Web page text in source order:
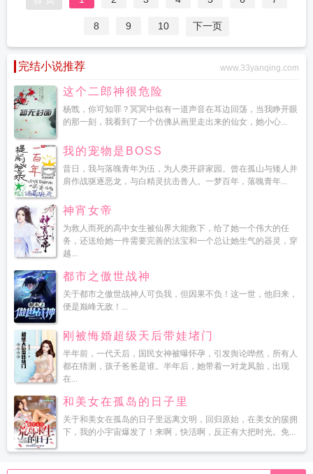
8 9 10 下一页
完结小说推荐 www.33yanqing.com
这个二郎神很危险
杨戬，你可知罪？冥冥中似有一道声音在耳边回荡，当我睁开眼
的那一刻，我看到了一个仿佛从画里走出来的仙女，她小心...
我的宠物是BOSS
昔日，我与落魄青年为伍，为人类开辟家园。曾在孤山与矮人并
肩作战驱逐恶龙，与白精灵抗击兽人。一梦百年，落魄青年...
神宵女帝
为救人而死的高中女生被仙界大能救下，给了她一个伟大的任
务，还送给她一件需要完善的法宝和一个总让她生气的器灵，穿
越...
都市之傲世战神
关于都市之傲世战神人可负我，但因果不负！这一世，他归来，
便是巅峰无敌！...
刚被悔婚超级天后带娃堵门
半年前，一代天后，国民女神被曝怀孕，引发舆论哗然，所有人
都在猜测，孩子爸爸是谁。半年后，她带着一对龙凤胎，出现
在...
和美女在孤岛的日子里
关于和美女在孤岛的日子里远离文明，回归原始，在美女的簇拥
下，我的小宇宙爆发了！来啊，快活啊，反正有大把时光。免...